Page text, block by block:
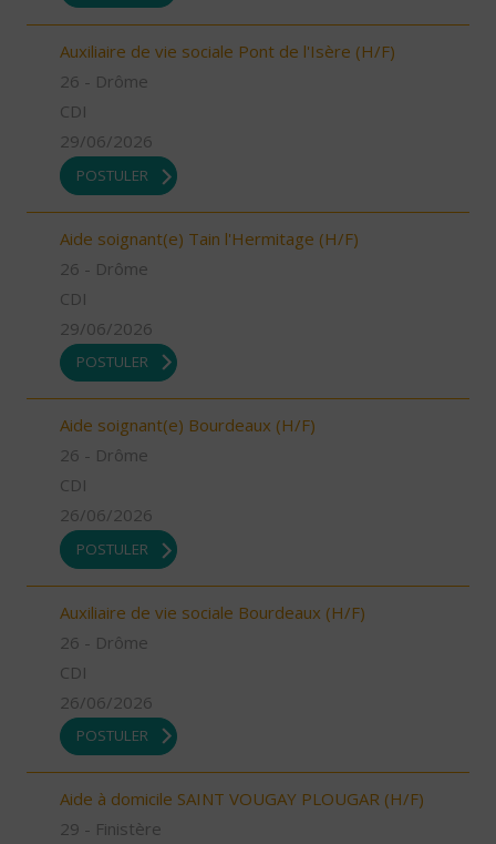
Auxiliaire de vie sociale Pont de l'Isère (H/F)
26 - Drôme
CDI
29/06/2026
POSTULER
Aide soignant(e) Tain l'Hermitage (H/F)
26 - Drôme
CDI
29/06/2026
POSTULER
Aide soignant(e) Bourdeaux (H/F)
26 - Drôme
CDI
26/06/2026
POSTULER
Auxiliaire de vie sociale Bourdeaux (H/F)
26 - Drôme
CDI
26/06/2026
POSTULER
Aide à domicile SAINT VOUGAY PLOUGAR (H/F)
29 - Finistère